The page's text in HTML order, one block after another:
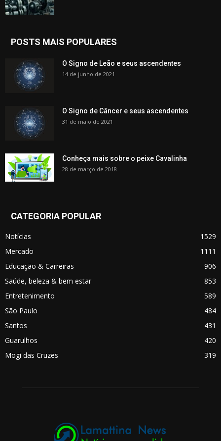
POSTS MAIS POPULARES
O Signo de Leão e seus ascendentes
14 de junho de 2021
O Signo de Câncer e seus ascendentes
31 de maio de 2021
Conheça mais sobre o peixe Cavalinha
28 de março de 2018
CATEGORIA POPULAR
Notícias
1529
Mercado
1111
Educação & Carreiras
906
Saúde, beleza & bem estar
853
Entretenimento
589
São Paulo
484
Santos
431
Guarulhos
420
Mogi das Cruzes
319